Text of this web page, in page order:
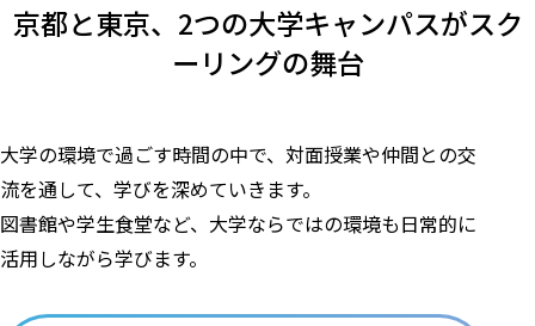
京都と東京、 2つの大学キャンパスがスク
ーリングの舞台
大学の環境で過ごす時間の中で、対面授業や仲間との交
流を通して、学びを深めていきます。
図書館や学生食堂など、大学ならではの環境も日常的に
活用しながら学びます。